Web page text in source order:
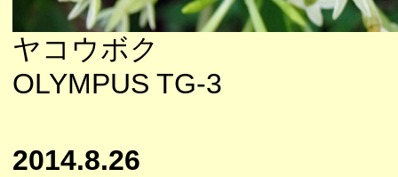
ヤコウボク
OLYMPUS TG-3
2014.8.26